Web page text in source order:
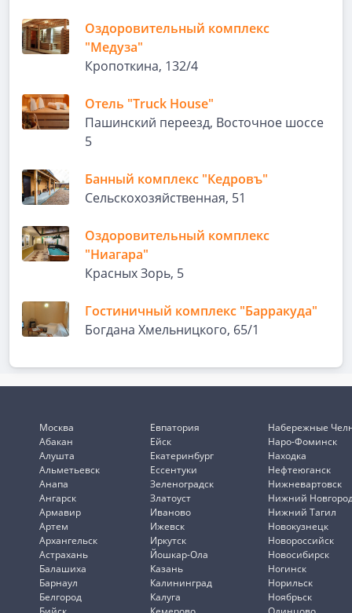
Оздоровительный комплекс
"Медуза"
Кропоткина, 132/4
Отель "Truck House"
Пашинский переезд, Восточное шоссе
5
Банный комплекс "Кедровъ"
Сельскохозяйственная, 51
Оздоровительный комплекс
"Ниагара"
Красных Зорь, 5
Гостиничный комплекс "Барракуда"
Богдана Хмельницкого, 65/1
Москва
Абакан
Алушта
Альметьевск
Анапа
Ангарск
Армавир
Артем
Архангельск
Астрахань
Балашиха
Барнаул
Белгород
Евпатория
Ейск
Екатеринбург
Ессентуки
Зеленоградск
Златоуст
Иваново
Ижевск
Иркутск
Йошкар-Ола
Казань
Калининград
Калуга
Набережные
Наро-Фоминск
Находка
Нефтеюганск
Нижневартовск
Нижний
Нижний Тагил
Новокузнецк
Новороссийск
Новосибирск
Ногинск
Норильск
Ноябрьск